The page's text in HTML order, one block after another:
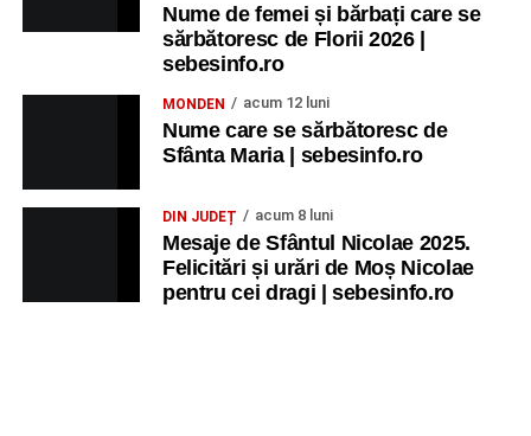
Nume de femei și bărbați care se
sărbătoresc de Florii 2026 |
sebesinfo.ro
MONDEN acum 12 luni
Nume care se sărbătoresc de
Sfânta Maria | sebesinfo.ro
DIN JUDEȚ acum 8 luni
Mesaje de Sfântul Nicolae 2025.
Felicitări și urări de Moș Nicolae
pentru cei dragi | sebesinfo.ro